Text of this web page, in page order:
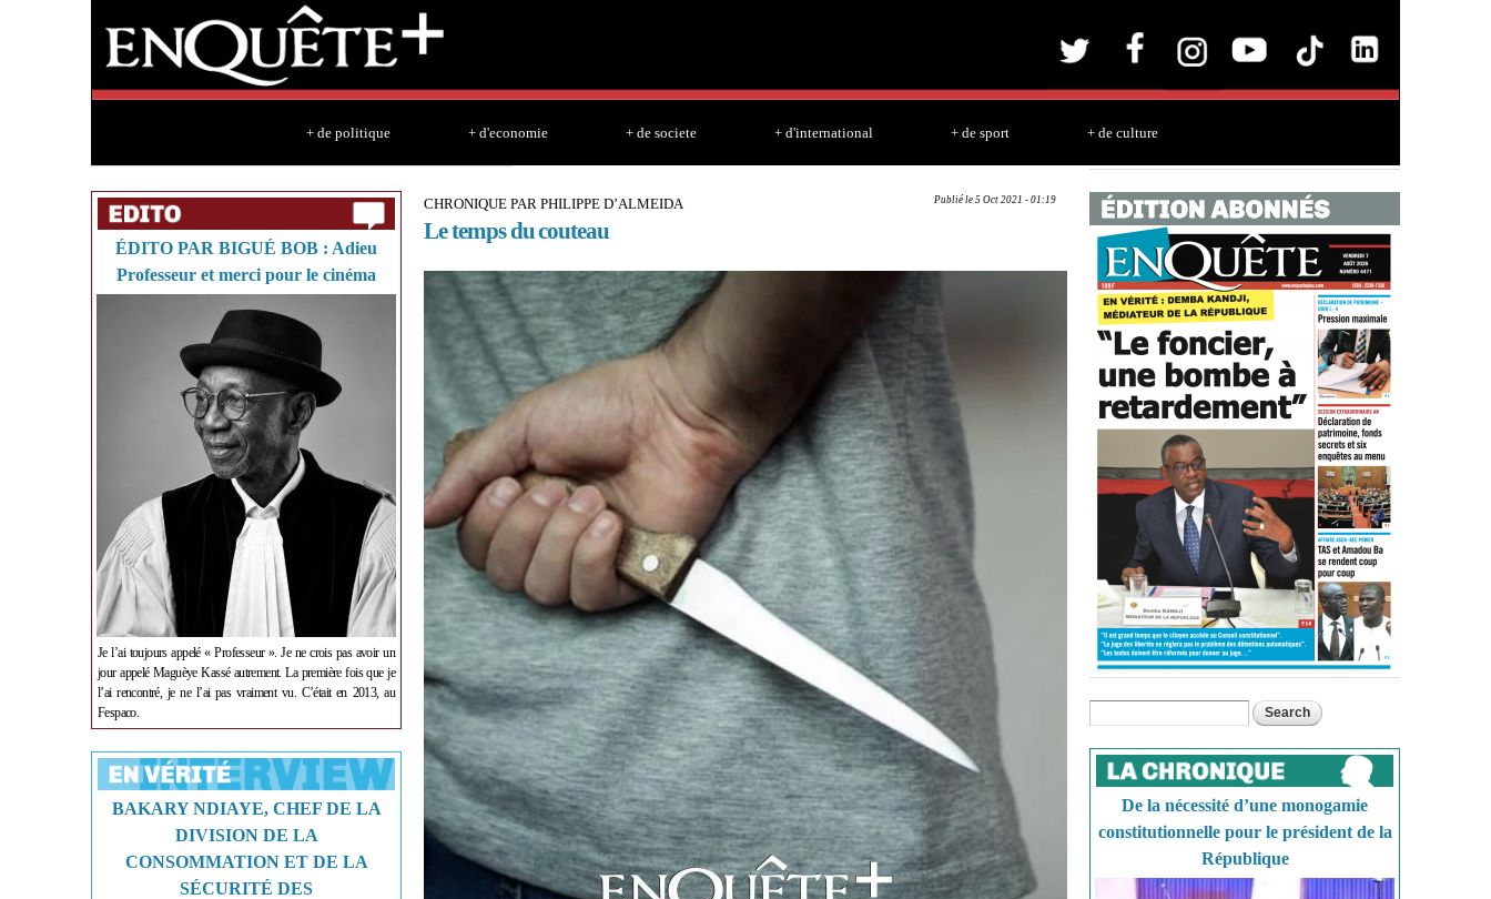
+ de politique + d'economie + de societe + d'international + de sport + de culture
ÉDITO PAR BIGUÉ BOB : Adieu
Professeur et merci pour le cinéma
Je l’ai toujours appelé « Professeur ». Je ne crois pas avoir un
jour appelé Maguèye Kassé autrement. La première fois que je
l’ai rencontré, je ne l’ai pas vraiment vu. C’était en 2013, au
Fespaco.
BAKARY NDIAYE, CHEF DE LA
DIVISION DE LA
CONSOMMATION ET DE LA
SÉCURITÉ DES
Publié le 5 Oct 2021 - 01:19
CHRONIQUE PAR PHILIPPE D’ALMEIDA
Le temps du couteau
Search form
De la nécessité d’une monogamie
constitutionnelle pour le président de la
République